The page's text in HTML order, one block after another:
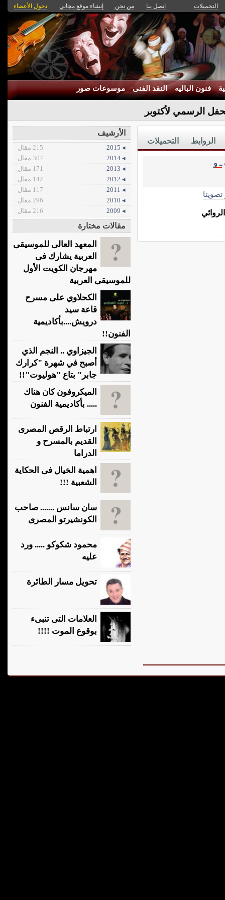
التحميلات اتصل بنا من نحن إنشاء موقع مجاني دخول الأعضاء
فنون الباليه النقد الفنى موسوعات صور
الرسمي لأكتوبر
التحميلات الروابط
ـ و
تصويتا
الأرشيف
◂ 2015
215 مقال
◂ 2014
307 مقال
◂ 2013
171 مقال
◂ 2012
142 مقال
◂ 2011
117 مقال
◂ 2010
296 مقال
◂ 2009
216 مقال
مقالات مختارة
المعهد العالى للموسيقى
العربية يشارك فى
مهرجان الكويت الأول
للموسيقى العربية
الكحلاوي على مسرح
قاعة سيد
درويش....بأكاديمية
الفنون!!
الجيزاوي .. النجم الذي
أصبح في شهرة "كرارك
جابر" بتاع "هوليوت"!!
الميكروفون كان هناك
..... بأكاديمية الفنون
ارتباط الرقص المصرى
القديم بالمسرح و
الدراما
اهمية الخيال فى الحكاية
الشعبية !!!
سان سانس ....... صاحب
الكونشيرتو المصرى
محمود شكوكو ..... ورد
عليه
تحويل مسار الطائرة
العلامات التى تنبىء
بوقوع الموت !!!!